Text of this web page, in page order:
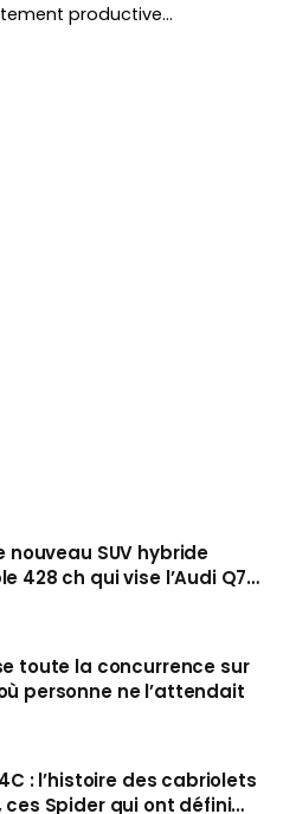
productive…
nouveau SUV hybride
428 ch qui vise l’Audi Q7
cet automne
toute la concurrence sur
personne ne l’attendait
: l’histoire des cabriolets
ces Spider qui ont défini